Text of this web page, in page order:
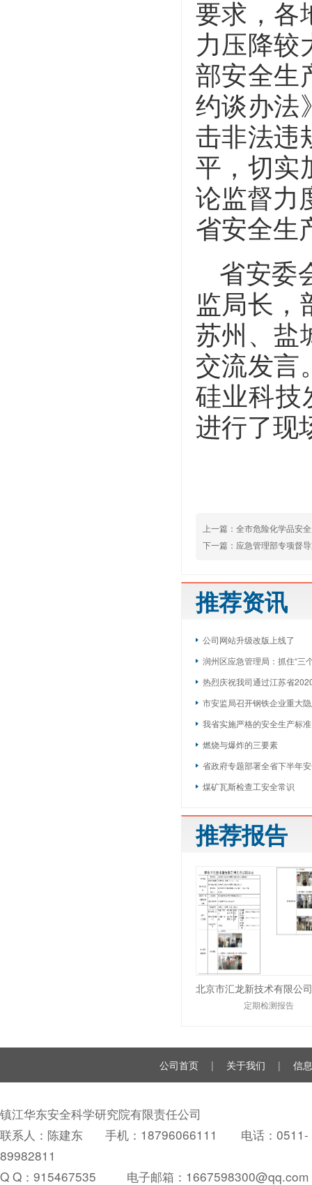
要求，各
力压降较
部安全生
约谈办法
击非法违
平，切实
论监督力
省安全生
省安委
监局长，
苏州、盐
交流发言
硅业科技
进行了现
上一篇： 全市危险化学品安
下一篇： 应急管理部专项督
推荐资讯
公司网站升级改版上线了
润州区应急管理局：抓住“三
热烈庆祝我司通过江苏省2020
市安监局召开钢铁企业重大
我省实施严格的安全生产标
燃烧与爆炸的三要素
省政府专题部署全省下半年
煤矿瓦斯检查工安全常识
推荐报告
定期检测报告
公司首页 | 关于我们 | 信
镇江华东安全科学研究院有限责任公司
联系人：陈建东 手机：18796066111 电话：0511-
89982811
Q Q： 915467535 电子邮箱：1667598300@qq.com